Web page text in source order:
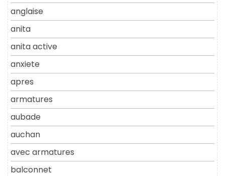
anglaise
anita
anita active
anxiete
apres
armatures
aubade
auchan
avec armatures
balconnet